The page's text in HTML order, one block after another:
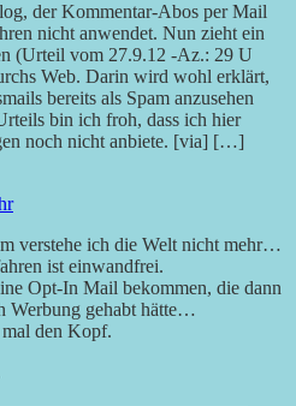
der Kommentar-Abos per Mail
nicht anwendet. Nun zieht ein
(Urteil vom 27.9.12 -Az.: 29 U
Web. Darin wird wohl erklärt,
bereits als Spam anzusehen
bin ich froh, dass ich hier
noch nicht anbiete. [via] […]
verstehe ich die Welt nicht mehr…
ist einwandfrei.
Opt-In Mail bekommen, die dann
Werbung gehabt hätte…
den Kopf.